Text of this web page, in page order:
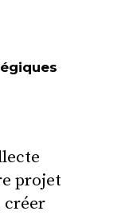
projet
créer